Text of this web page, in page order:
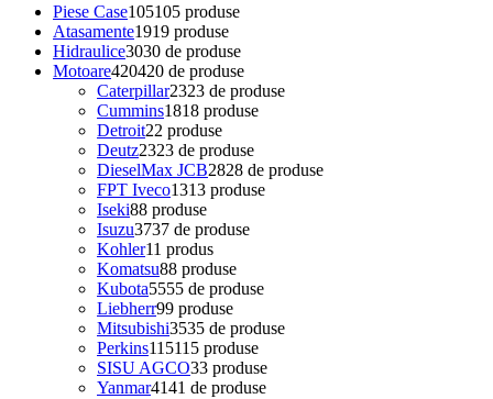
Piese Case105105 produse
Atasamente1919 produse
Hidraulice3030 de produse
Motoare420420 de produse
Caterpillar2323 de produse
Cummins1818 produse
Detroit22 produse
Deutz2323 de produse
DieselMax JCB2828 de produse
FPT Iveco1313 produse
Iseki88 produse
Isuzu3737 de produse
Kohler11 produs
Komatsu88 produse
Kubota5555 de produse
Liebherr99 produse
Mitsubishi3535 de produse
Perkins115115 produse
SISU AGCO33 produse
Yanmar4141 de produse